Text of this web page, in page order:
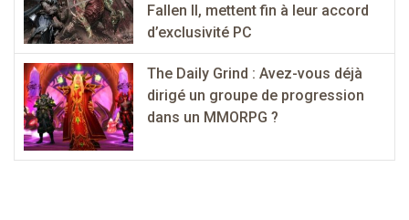
Fallen II, mettent fin à leur accord
d’exclusivité PC
The Daily Grind : Avez-vous déjà
dirigé un groupe de progression
dans un MMORPG ?